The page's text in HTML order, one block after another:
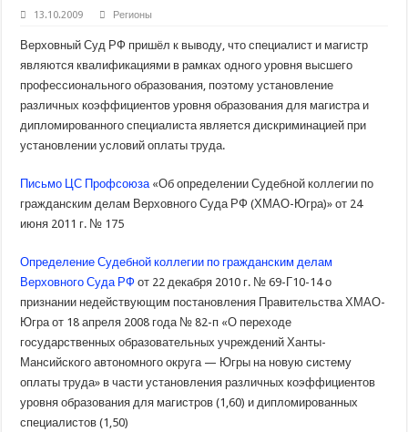
13.10.2009 Регионы
Верховный Суд РФ пришёл к выводу, что специалист и магистр
являются квалификациями в рамках одного уровня высшего
профессионального образования, поэтому установление
различных коэффициентов уровня образования для магистра и
дипломированного специалиста является дискриминацией при
установлении условий оплаты труда.
Письмо ЦС Профсоюза«Об определении Судебной коллегии по
гражданским делам Верховного Суда РФ (ХМАО-Югра)» от 24
июня 2011 г. № 175
Определение Судебной коллегии по гражданским делам
Верховного Суда РФ от 22 декабря 2010 г. № 69-Г10-14 о
признании недействующим постановления Правительства ХМАО-
Югра от 18 апреля 2008 года № 82-п «О переходе
государственных образовательных учреждений Ханты-
Мансийского автономного округа — Югры на новую систему
оплаты труда» в части установления различных коэффициентов
уровня образования для магистров (1,60) и дипломированных
специалистов (1,50)